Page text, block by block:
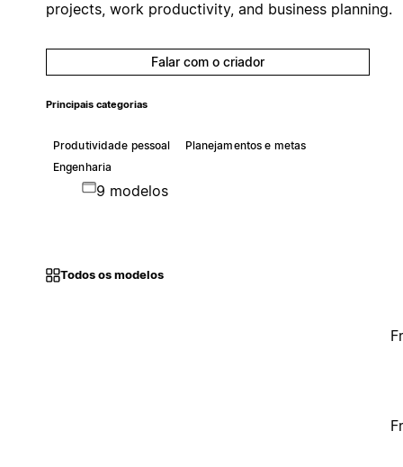
projects, work productivity, and business planning.
Falar com o criador
Principais categorias
Produtividade pessoal
Planejamentos e metas
Engenharia
9 modelos
Todos os modelos